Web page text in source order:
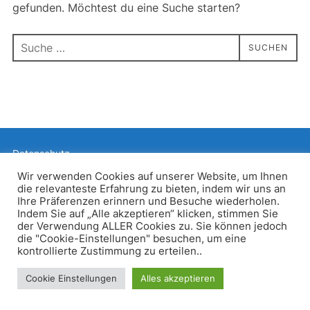
gefunden. Möchtest du eine Suche starten?
Suchen
nach:
SUCHEN
Datenschutz
Inspiro WordPress Theme von WPZOOM
Wir verwenden Cookies auf unserer Website, um Ihnen
die relevanteste Erfahrung zu bieten, indem wir uns an
Ihre Präferenzen erinnern und Besuche wiederholen.
Indem Sie auf „Alle akzeptieren“ klicken, stimmen Sie
der Verwendung ALLER Cookies zu. Sie können jedoch
die "Cookie-Einstellungen" besuchen, um eine
kontrollierte Zustimmung zu erteilen..
Cookie Einstellungen Alles akzeptieren